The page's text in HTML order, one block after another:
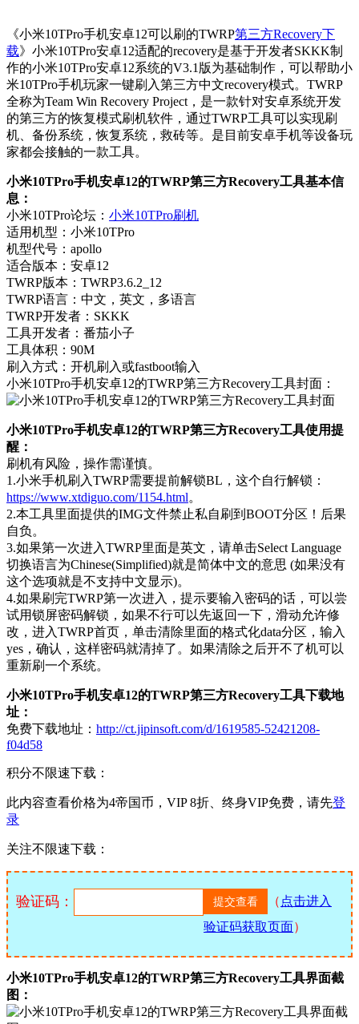
《小米10TPro手机安卓12可以刷的TWRP第三方Recovery下
载》小米10TPro安卓12适配的recovery是基于开发者SKKK制
作的小米10TPro安卓12系统的V3.1版为基础制作，可以帮助小
米10TPro手机玩家一键刷入第三方中文recovery模式。TWRP
全称为Team Win Recovery Project，是一款针对安卓系统开发
的第三方的恢复模式刷机软件，通过TWRP工具可以实现刷
机、备份系统，恢复系统，救砖等。是目前安卓手机等设备玩
家都会接触的一款工具。
小米10TPro手机安卓12的TWRP第三方Recovery工具基本信
息：
小米10TPro论坛： 小米10TPro刷机
适用机型：小米10TPro
机型代号：apollo
适合版本：安卓12
TWRP版本：TWRP3.6.2_12
TWRP语言：中文，英文，多语言
TWRP开发者：SKKK
工具开发者：番茄小子
工具体积：90M
刷入方式：开机刷入或fastboot输入
小米10TPro手机安卓12的TWRP第三方Recovery工具封面：
小米10TPro手机安卓12的TWRP第三方Recovery工具使用提
醒：
刷机有风险，操作需谨慎。
1.小米手机刷入TWRP需要提前解锁BL，这个自行解锁：
https://www.xtdiguo.com/1154.html。
2.本工具里面提供的IMG文件禁止私自刷到BOOT分区！后果
自负。
3.如果第一次进入TWRP里面是英文，请单击Select Language
切换语言为Chinese(Simplified)就是简体中文的意思 (如果没有
这个选项就是不支持中文显示)。
4.如果刷完TWRP第一次进入，提示要输入密码的话，可以尝
试用锁屏密码解锁，如果不行可以先返回一下，滑动允许修
改，进入TWRP首页，单击清除里面的格式化data分区，输入
yes，确认，这样密码就清掉了。如果清除之后开不了机可以
重新刷一个系统。
小米10TPro手机安卓12的TWRP第三方Recovery工具下载地
址：
免费下载地址： http://ct.jipinsoft.com/d/1619585-52421208-
f04d58
积分不限速下载：
此内容查看价格为4帝国币，VIP 8折、终身VIP免费，请先登
录
关注不限速下载：
验证码： （ 点击进入
验证码获取页面）
小米10TPro手机安卓12的TWRP第三方Recovery工具界面截
图：